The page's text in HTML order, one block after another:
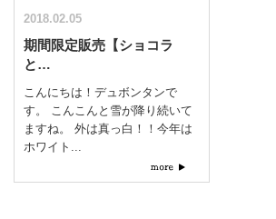
2018.02.05
期間限定販売【ショコラ
と…
こんにちは！デュボンタンで
す。 こんこんと雪が降り続いて
ますね。 外は真っ白！！今年は
ホワイト...